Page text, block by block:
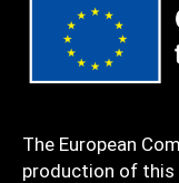
The European
production of